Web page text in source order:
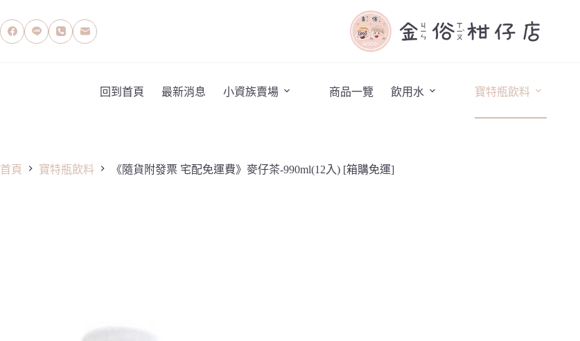
至
主
回到首頁 最新消息 小資族賣場 商品一覽 飲用水 寶特瓶飲料
首頁 寶特瓶飲料 《隨貨附發票 宅配免運費》麥仔茶-990ml(12入) [箱購免運]